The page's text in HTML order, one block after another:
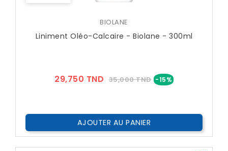
BIOLANE
Liniment Oléo-Calcaire - Biolane - 300ml
29,750 TND Prix
35,000 TND -15%Prix
AJOUTER AU PANIER